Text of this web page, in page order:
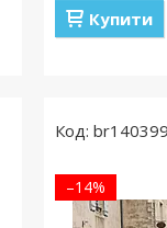
Купити
–14%